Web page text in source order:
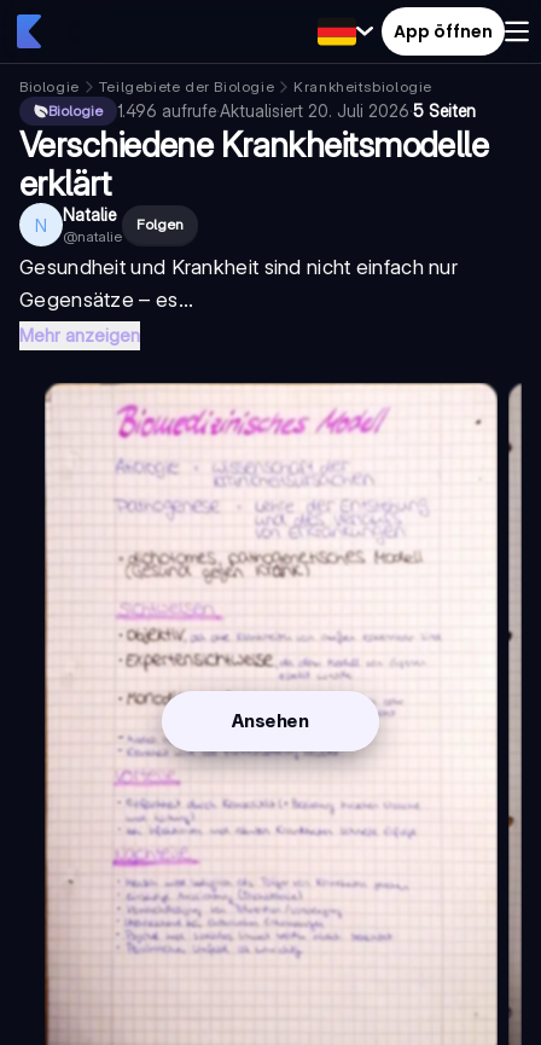
App öffnen
Biologie Teilgebiete der Biologie
Krankheitsbiologie
Biologie
1.496 aufrufe·Aktualisiert 20. Juli 2026·5 Seiten
Verschiedene Krankheitsmodelle
erklärt
N Natalie
@natalie
Folgen
Gesundheit und Krankheit sind nicht einfach nur
Gegensätze – es...
Mehr anzeigen
Ansehen